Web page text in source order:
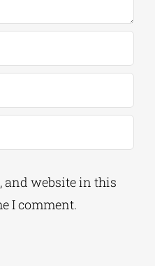
and website in this
I comment.
reduce spam.
processed.